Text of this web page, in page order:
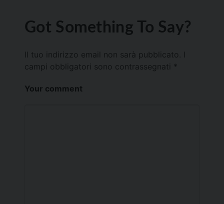
Got Something To Say?
Il tuo indirizzo email non sarà pubblicato.
campi obbligatori sono contrassegnati *
Your comment